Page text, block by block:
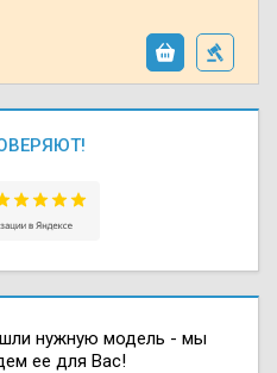
нужную модель - мы
ее для Вас!